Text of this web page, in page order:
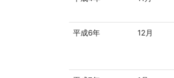
平成6年 12月